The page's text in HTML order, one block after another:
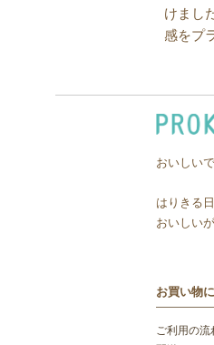
けまし
感をプ
おいしい
はりきる
おいしい
お買い物
ご利用の流